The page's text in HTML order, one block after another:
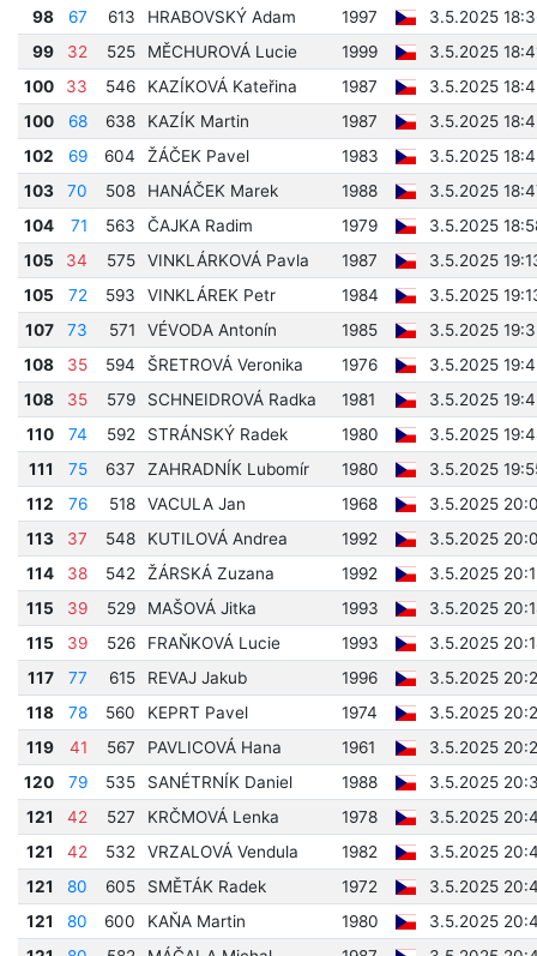
98
67 613 HRABOVSKÝ Adam 1997
3.5.2025
99
32 525 MĚCHUROVÁ Lucie 1999
3.5.2025
100
33 546 KAZÍKOVÁ Kateřina 1987
3.5.2025
100
68 638 KAZÍK Martin 1987
3.5.2025
102
69 604 ŽÁČEK Pavel 1983
3.5.2025
103
70 508 HANÁČEK Marek 1988
3.5.2025
104
71 563 ČAJKA Radim 1979
3.5.2025
105
34 575 VINKLÁRKOVÁ Pavla 1987
3.5.2025
105
72 593 VINKLÁREK Petr 1984
3.5.2025
107
73 571 VÉVODA Antonín 1985
3.5.2025
108
35 594 ŠRETROVÁ Veronika 1976
3.5.2025
108
35 579 SCHNEIDROVÁ Radka 1981
3.5.2025
110
74 592 STRÁNSKÝ Radek 1980
3.5.2025
111
75 637 ZAHRADNÍK Lubomír 1980
3.5.2025
112
76 518 VACULA Jan 1968
3.5.2025
113
37 548 KUTILOVÁ Andrea 1992
3.5.2025
114
38 542 ŽÁRSKÁ Zuzana 1992
3.5.2025
115
39 529 MAŠOVÁ Jitka 1993
3.5.2025
115
39 526 FRAŇKOVÁ Lucie 1993
3.5.2025
117
77 615 REVAJ Jakub 1996
3.5.2025
118
78 560 KEPRT Pavel 1974
3.5.2025
119
41 567 PAVLICOVÁ Hana 1961
3.5.2025
120
79 535 SANÉTRNÍK Daniel 1988
3.5.2025
121
42 527 KRČMOVÁ Lenka 1978
3.5.2025
121
42 532 VRZALOVÁ Vendula 1982
3.5.2025
121
80 605 SMĚTÁK Radek 1972
3.5.2025
121
80 600 KAŇA Martin 1980
3.5.2025